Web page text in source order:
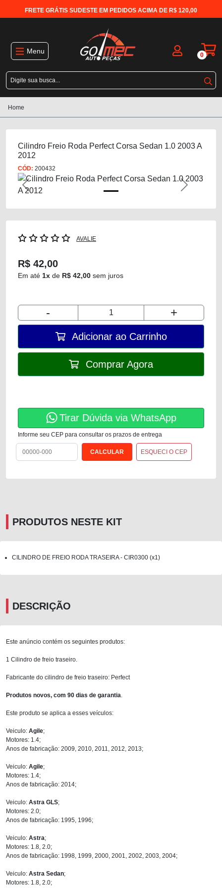
FRETE GRÁTIS SUDESTE EM PEDIDOS ACIMA DE R$ 120,00
Menu 0
Home
Cilindro Freio Roda Perfect Corsa Sedan 1.0 2003 A
2012
CÓD: 200432
Previous Next
AVALIE
R$ 42,00
Em até 1x de R$ 42,00 sem juros
- +
Adicionar ao Carrinho
Comprar Agora
Tirar Dúvida via WhatsApp
Informe seu CEP para consultar os prazos de entrega
ESQUECI O CEP
PRODUTOS NESTE KIT
CILINDRO DE FREIO RODA TRASEIRA - CIR0300 (x1)
DESCRIÇÃO
Este anúncio contém os seguintes produtos:
1 Cilindro de freio traseiro.
Fabricante do cilindro de freio traseiro: Perfect
Produtos novos, com 90 dias de garantia
Este produto se aplica a esses veículos:
Veiculo: Agile;
Motores: 1.4;
Anos de fabricação: 2009, 2010, 2011, 2012, 2013;
Veiculo: Agile;
Motores: 1.4;
Anos de fabricação: 2014;
Veiculo: Astra GLS;
Motores: 2.0;
Anos de fabricação: 1995, 1996;
Veiculo: Astra;
Motores: 1.8, 2.0;
Anos de fabricação: 1998, 1999, 2000, 2001, 2002, 2003, 2004;
Veiculo: Astra Sedan;
Motores: 1.8, 2.0;